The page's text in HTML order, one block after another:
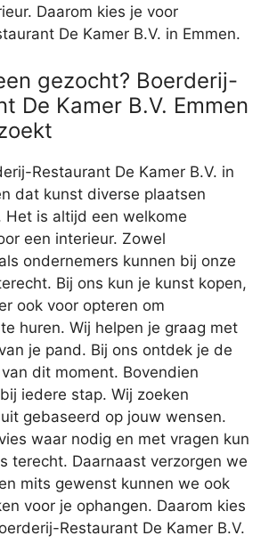
Daarom kies je voor
De Kamer B.V. in Emmen.
gezocht? Boerderij-
De Kamer B.V. Emmen
Restaurant De Kamer B.V. in
dat kunst diverse plaatsen
Het is altijd een welkome
een interieur. Zowel
ondernemers kunnen bij onze
Bij ons kun je kunst kopen,
ook voor opteren om
huren. Wij helpen je graag met
je pand. Bij ons ontdek je de
dit moment. Bovendien
iedere stap. Wij zoeken
gebaseerd op jouw wensen.
waar nodig en met vragen kun
terecht. Daarnaast verzorgen we
mits gewenst kunnen we ook
voor je ophangen. Daarom kies
Restaurant De Kamer B.V.